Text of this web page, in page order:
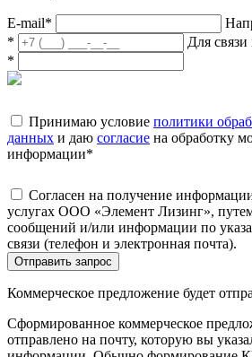
E-mail*
*
Для
*
Принимаю условие политики
данных и даю согласие на обработку
информации*
Согласен на получение
услугах ООО «Элемент Лизинг»,
сообщений и/или информации по
связи (телефон и электронная почта).
Отправить запрос
Коммерческое предложение будет
Сформированное коммерческое
отправлено на почту, которую вы